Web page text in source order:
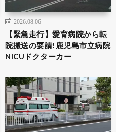
2026.08.06
【緊急走行】愛育病院から転
院搬送の要請!鹿児島市立病院
NICUドクターカー